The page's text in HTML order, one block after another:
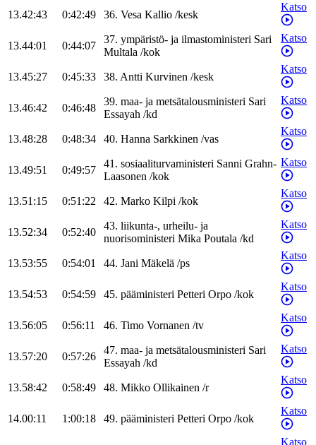
13.42:43 0:42:49 36. Vesa Kallio /kesk
Katso
13.44:01 0:44:07
37. ympäristö- ja ilmastoministeri Sari
Multala /kok
Katso
13.45:27 0:45:33 38. Antti Kurvinen /kesk
Katso
13.46:42 0:46:48
39. maa- ja metsätalousministeri Sari
Essayah /kd
Katso
13.48:28 0:48:34 40. Hanna Sarkkinen /vas
Katso
13.49:51 0:49:57
41. sosiaaliturvaministeri Sanni Grahn-
Laasonen /kok
Katso
13.51:15 0:51:22 42. Marko Kilpi /kok
Katso
13.52:34 0:52:40
43. liikunta-, urheilu- ja
nuorisoministeri Mika Poutala /kd
Katso
13.53:55 0:54:01 44. Jani Mäkelä /ps
Katso
13.54:53 0:54:59 45. pääministeri Petteri Orpo /kok
Katso
13.56:05 0:56:11 46. Timo Vornanen /tv
Katso
13.57:20 0:57:26
47. maa- ja metsätalousministeri Sari
Essayah /kd
Katso
13.58:42 0:58:49 48. Mikko Ollikainen /r
Katso
14.00:11 1:00:18 49. pääministeri Petteri Orpo /kok
Katso
Katso